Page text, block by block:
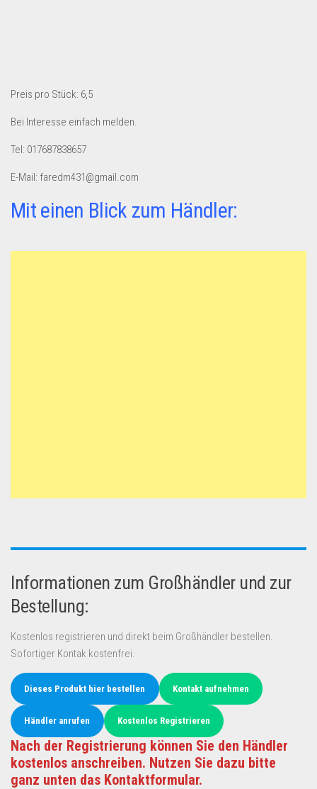
Preis pro Stück: 6,5
Bei Interesse einfach melden.
Tel: 017687838657
E-Mail: faredm431@gmail.com
Mit einen Blick zum Händler:
Informationen zum Großhändler und zur
Bestellung:
Kostenlos registrieren und direkt beim Großhändler bestellen.
Sofortiger Kontak kostenfrei.
Dieses Produkt hier bestellen Kontakt aufnehmen
Händler anrufen Kostenlos Registrieren
Nach der Registrierung können Sie den Händler
kostenlos anschreiben. Nutzen Sie dazu bitte
ganz unten das Kontaktformular.